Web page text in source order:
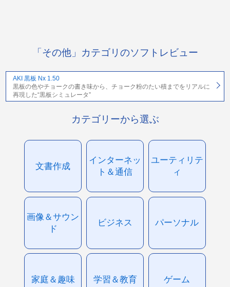
「その他」カテゴリのソフトレビュー
AKI 黒板 Nx 1.50
黒板の色やチョークの書き味から、チョーク粉のたい積までをリアルに
再現した“黒板シミュレータ”
カテゴリーから選ぶ
文書作成
インターネッ
ト＆通信
ユーティリテ
ィ
画像＆サウン
ド
ビジネス パーソナル
家庭＆趣味 学習＆教育 ゲーム